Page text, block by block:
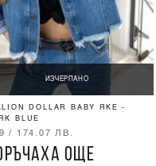
ИЗЧЕРПАНО
DOLLAR BABY ЯКЕ -
BLUE
/ 174.07 ЛВ.
ОЩЕ